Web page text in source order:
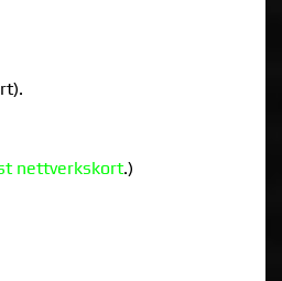
nettverkskort.)